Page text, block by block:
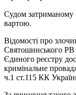
Судом затриманому
вартою.
Відомості про
Святошинського
Єдиного реєстру
кримінальне
ч.1 ст.115 КК